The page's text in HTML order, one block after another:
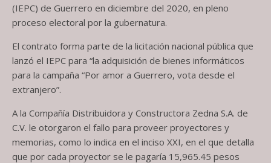
(IEPC) de Guerrero en diciembre del 2020, en pleno
proceso electoral por la gubernatura.
El contrato forma parte de la licitación nacional pública que
lanzó el IEPC para “la adquisición de bienes informáticos
para la campaña “Por amor a Guerrero, vota desde el
extranjero”.
A la Compañía Distribuidora y Constructora Zedna S.A. de
C.V. le otorgaron el fallo para proveer proyectores y
memorias, como lo indica en el inciso XXI, en el que detalla
que por cada proyector se le pagaría 15,965.45 pesos